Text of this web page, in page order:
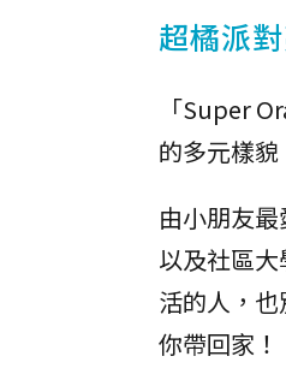
超橘派
「Super
的多元樣貌
由小朋友
以及社區
活的人，
你帶回家！